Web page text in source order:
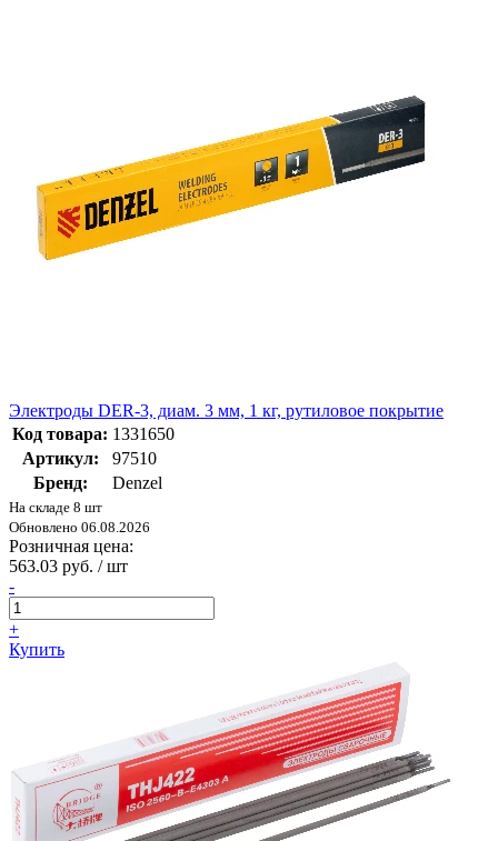
Электроды DER-3, диам. 3 мм, 1 кг, рутиловое покрытие
Код товара: 1331650
Артикул:
97510
Бренд:
Denzel
На складе 8 шт
Обновлено 06.08.2026
Розничная цена:
563.03 руб. / шт
-
+
Купить